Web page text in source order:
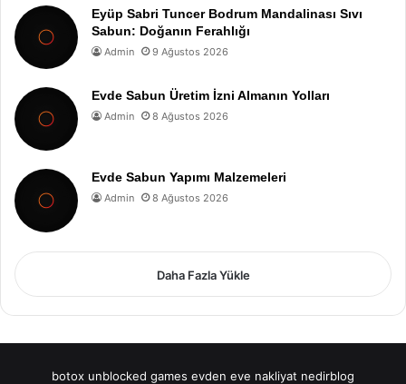
Eyüp Sabri Tuncer Bodrum Mandalinası Sıvı
Sabun: Doğanın Ferahlığı
Admin 9 Ağustos 2026
Evde Sabun Üretim İzni Almanın Yolları
Admin 8 Ağustos 2026
Evde Sabun Yapımı Malzemeleri
Admin 8 Ağustos 2026
Daha Fazla Yükle
botox unblocked games evden eve nakliyat nedirblog